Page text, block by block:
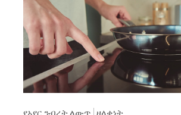
የአየር ንብረት ለውጥ ዘላቂነት